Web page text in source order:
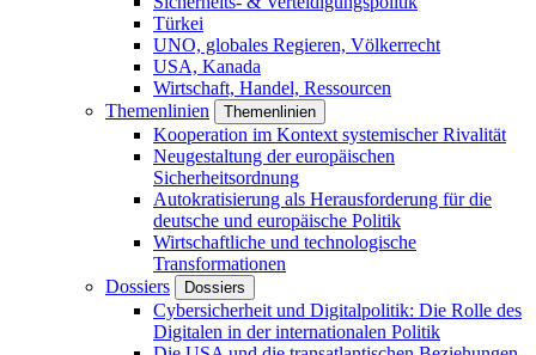
Türkei
UNO, globales Regieren, Völkerrecht
USA, Kanada
Wirtschaft, Handel, Ressourcen
Themenlinien
Themenlinien
Kooperation im Kontext systemischer Rivalität
Neugestaltung der europäischen
Sicherheitsordnung
Autokratisierung als Herausforderung für die
deutsche und europäische Politik
Wirtschaftliche und technologische
Transformationen
Dossiers
Dossiers
Cybersicherheit und Digitalpolitik: Die Rolle des
Digitalen in der internationalen Politik